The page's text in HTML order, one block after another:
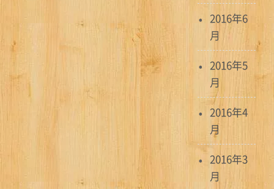
2016年6
月
2016年5
月
2016年4
月
2016年3
月